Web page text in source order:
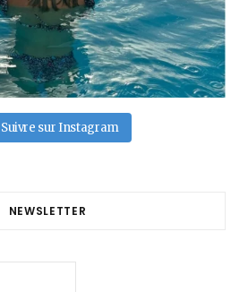
Suivre sur Instagram
NEWSLETTER